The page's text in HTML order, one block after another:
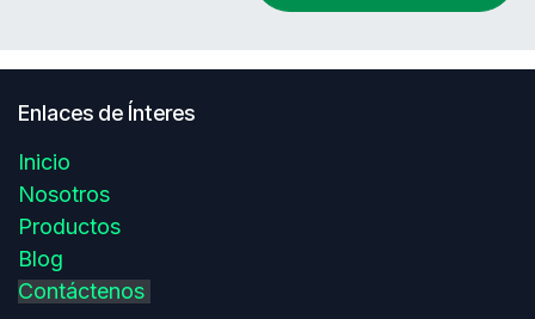
Enlaces de Ínteres
Inicio
Nosotros
Productos
Blog
Contáctenos